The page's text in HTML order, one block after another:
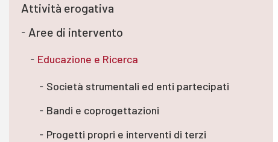
Attività erogativa
Aree di intervento
Educazione e Ricerca
Società strumentali ed enti partecipati
Bandi e coprogettazioni
Progetti propri e interventi di terzi